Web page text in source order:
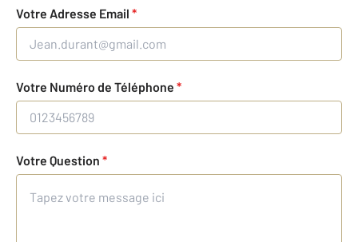
Votre Adresse Email *
Votre Numéro de Téléphone *
Votre Question *